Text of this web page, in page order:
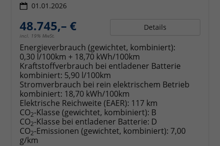
01.01.2026
48.745,– €
incl. 19% MwSt.
Details
Energieverbrauch (gewichtet, kombiniert):
0,30 l/100km + 18,70 kWh/100km
Kraftstoffverbrauch bei entladener Batterie
kombiniert: 5,90 l/100km
Stromverbrauch bei rein elektrischem Betrieb
kombiniert: 18,70 kWh/100km
Elektrische Reichweite (EAER): 117 km
CO2-Klasse (gewichtet, kombiniert): B
CO2-Klasse bei entladener Batterie: D
CO2-Emissionen (gewichtet, kombiniert): 7,00
g/km